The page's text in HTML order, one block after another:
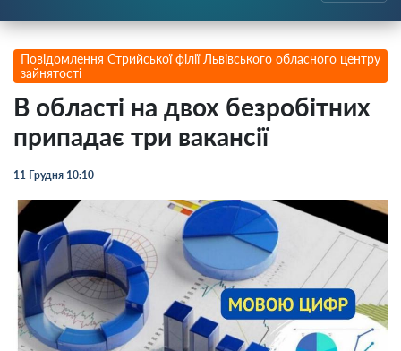
Повідомлення Стрийської філії Львівського обласного центру
зайнятості
В області на двох безробітних
припадає три вакансії
11 Грудня 10:10